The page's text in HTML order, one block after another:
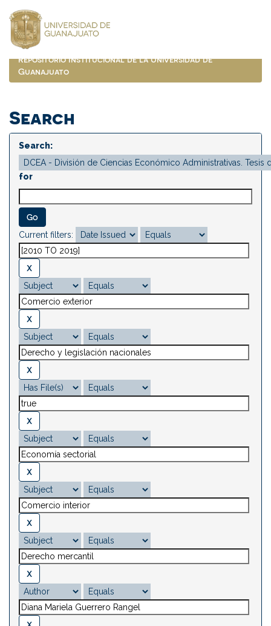
navigation
Repositorio Institucional de la Universidad de
Guanajuato
Search
Search:
for
Current filters: